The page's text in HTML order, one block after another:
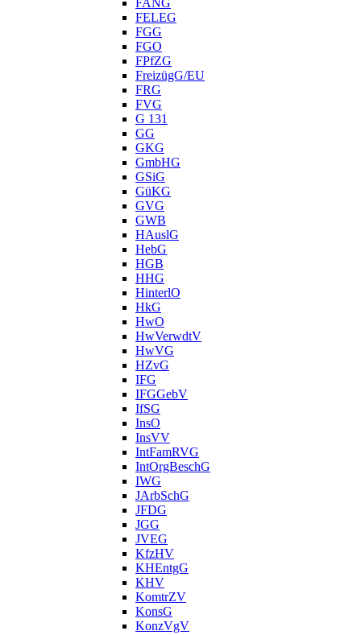
FELEG
FGG
FGO
FPfZG
FreizügG/EU
FRG
FVG
G 131
GG
GKG
GmbHG
GSiG
GüKG
GVG
GWB
HAuslG
HebG
HGB
HHG
HinterlO
HkG
HwO
HwVerwdtV
HwVG
HZvG
IFG
IFGGebV
IfSG
InsO
InsVV
IntFamRVG
IntOrgBeschG
IWG
JArbSchG
JFDG
JGG
JVEG
KfzHV
KHEntgG
KHV
KomtrZV
KonsG
KonzVgV